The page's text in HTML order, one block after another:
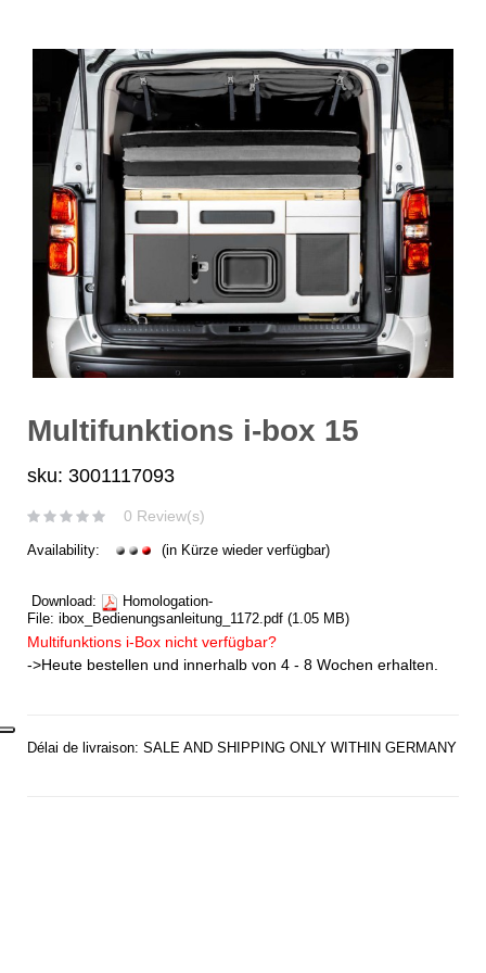
Multifunktions i-box 15
sku: 3001117093
0 Review(s)
Availability: (in Kürze wieder verfügbar)
Download:
Homologation-
File: ibox_Bedienungsanleitung_1172.pdf (1.05 MB)
Multifunktions i-Box nicht verfügbar?
->Heute bestellen und innerhalb von 4 - 8 Wochen erhalten.
Délai de livraison: SALE AND SHIPPING ONLY WITHIN GERMANY